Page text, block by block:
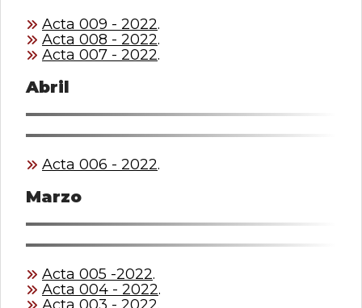
Acta 009 - 2022.
Acta 008 - 2022.
Acta 007 - 2022.
Abril
Acta 006 - 2022.
Marzo
Acta 005 -2022.
Acta 004 - 2022.